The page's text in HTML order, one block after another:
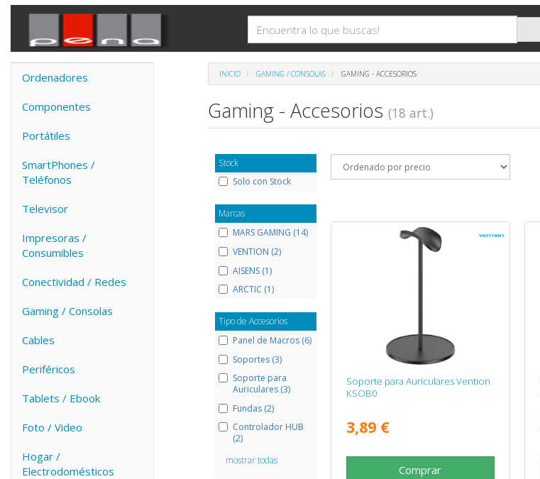
Ordenadores
Componentes
Portátiles
SmartPhones /
Teléfonos
Televisor
Impresoras /
Consumibles
Conectividad / Redes
Gaming / Consolas
Cables
Periféricos
Tablets / Ebook
Foto / Video
Hogar /
Electrodomésticos
INICIO GAMING / CONSOLAS GAMING - ACCESORIOS
Gaming - Accesorios (18 art.)
Stock
Solo con Stock
Marcas
MARS GAMING (14)
VENTION (2)
AISENS (1)
ARCTIC (1)
Tipo de Accesorios
Panel de Macros (6)
Soportes (3)
Soporte para
Auriculares (3)
Fundas (2)
Controlador HUB
(2)
mostrar todas
Soporte para Auriculares Vention
KSOB0
3,89 €
Comprar